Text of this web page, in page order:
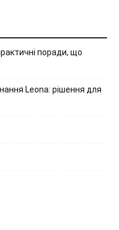
поради, що
Leona: рішення для